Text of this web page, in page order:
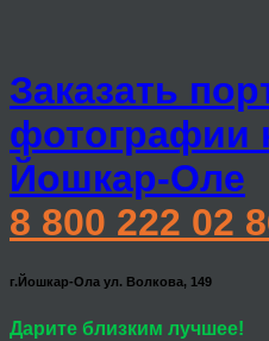
Заказать
фотографии
Йошкар-Оле
8 800 222 02
г.Йошкар-Ола ул. Волкова, 149
Дарите близким лучшее!